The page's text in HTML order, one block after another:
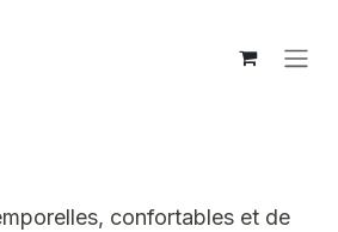
confortables et de